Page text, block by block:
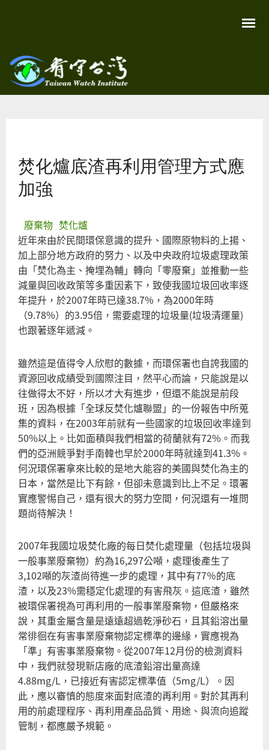
容
Watch
焚化爐底渣再利用管理方式應
加強
廢棄物 焚化爐
近年來由於民間環保意識的提升、國際原物料的上揚、
加上部分地方政府的努力、以及中央政府垃圾處理政策
由「焚化為主、掩埋為輔」轉向「零廢棄」並推動一些
減量與回收政策等多重因素下，致使我國垃圾回收率逐
年提升，於2007年時已達38.7%，為2000年時
（9.78%）的3.95倍，需要處理的垃圾量(垃圾清運量)
也跟著逐年遞減。
雖然這是值得令人欣慰的數據，而環保署也自誇我國的
資源回收成績受到國際注目，然平心而論，只能說是以
往做得太不好，所以才大有進步，但還不能說是前段
班，因為根據「全球反焚化爐聯盟」的一份報告中所蒐
集的資料，在2003年前就有一些國家的垃圾回收率達到
50%以上。比如面積與我們相當的荷蘭就有72%。而我
們的亞洲競爭對手南韓也早於2000年時就達到41.3%。
何況環保署拿來比較的是地大能容的美國與焚化為主的
日本，當然是比下有餘，但卻未意識到比上不足。環署
實應警惕自己，還有很大的努力空間，何況還有一堆問
題尚待解決！
2007年我國垃圾焚化廠的每日焚化處理量（包括垃圾與
一般事業廢棄物）約為16,297公噸，處理後產生了
3,102噸的灰渣尚待進一步的處理，其中有77％的底
渣，以及23%需穩定化處理的有害飛灰。這底渣，雖然
被環保署視為可再利用的一般事業廢棄物，但嚴格來
說，其重金屬含量是遠遠超過乾淨砂石，且其鉛溶出量
常徘徊在有害事業廢棄物認定標準的邊緣，實應視為
「準」有害事業廢棄物。從2007年12月份的檢測資料
中，我們就發現新店廠的底渣鉛溶出量高達
4.88mg/L，已接近有害認定標準值（5mg/L）。因
此，應以審慎的態度來面對底渣的再利用。對於其再利
用的前處理程序、再利用產品品質、用途、與流向追蹤
管制，都應嚴予規範。